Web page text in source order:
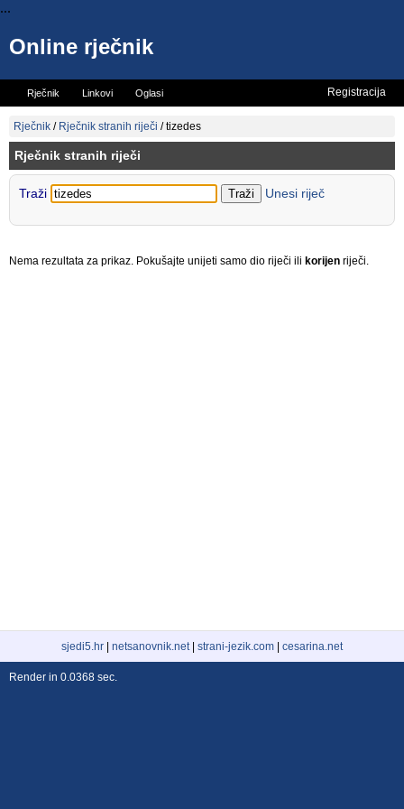
...
Online rječnik
Rječnik Linkovi Oglasi
Vicevi Mini rječnik
Registracija
Rječnik / Rječnik stranih riječi /tizedes
Rječnik stranih riječi
Traži Unesi riječ
Nema rezultata za prikaz. Pokušajte unijeti samo dio riječi ili korijen riječi.
sjedi5.hr netsanovnik.net| strani-jezik.com cesarina.net
Render in 0.0368 sec.